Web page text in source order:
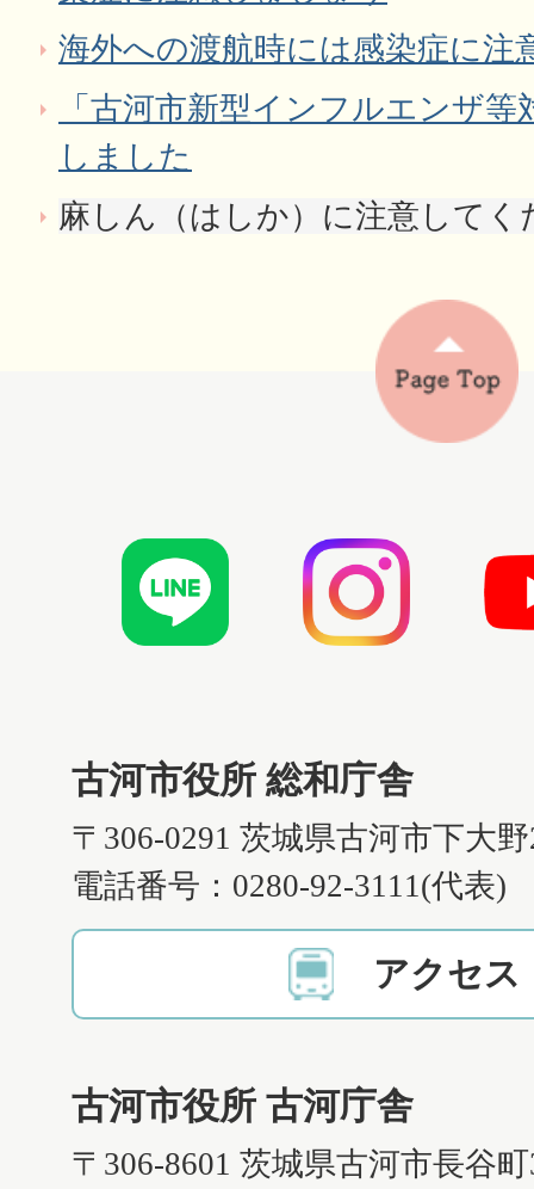
海外への渡航時には感染症に注
「古河市新型インフルエンザ
しました
麻しん（はしか）に注意してく
古河市役所 総和庁舎
〒306-0291 茨城県古河市下大
電話番号：0280-92-3111(代表)
アクセス
古河市役所 古河庁舎
〒306-8601 茨城県古河市長谷